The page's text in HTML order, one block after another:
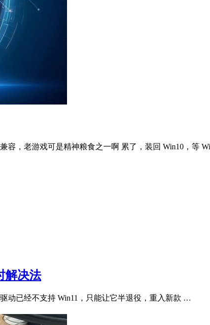
容，老游戏可是精神粮食之一啊 累了，装回 Win10，等
解决法
动已经不支持 Win11，只能让它半退役，重入新款 …